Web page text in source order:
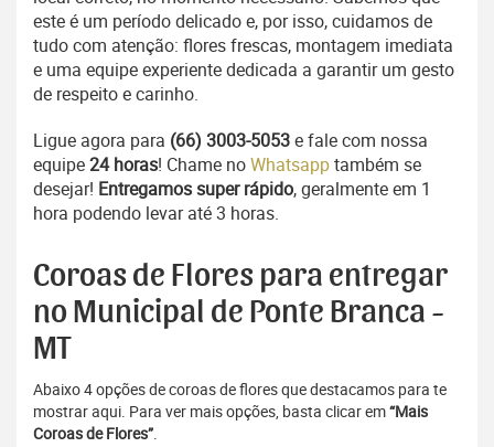
este é um período delicado e, por isso, cuidamos de
tudo com atenção: flores frescas, montagem imediata
e uma equipe experiente dedicada a garantir um gesto
de respeito e carinho.
Ligue agora para (66) 3003-5053e fale com nossa
equipe24 horas! Chame noWhatsapptambém se
desejar! Entregamos super rápido, geralmente em 1
hora podendo levar até 3 horas.
Coroas de Flores para entregar
no Municipal de Ponte Branca -
MT
Abaixo 4 opções de coroas de flores que destacamos para te
mostrar aqui. Para ver mais opções, basta clicar em“Mais
Coroas de Flores”.